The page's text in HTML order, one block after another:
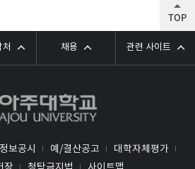
채용 관련 사이트
보공시 예/결산공고
대학자체평가
TOP